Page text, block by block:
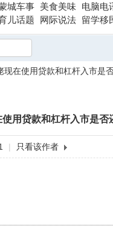
城车事 美食美味 电脑电
儿话题 网际说法 留学移
在使用贷款和杠杆入市是否
用贷款和杠杆入市是否
| 只看该作者